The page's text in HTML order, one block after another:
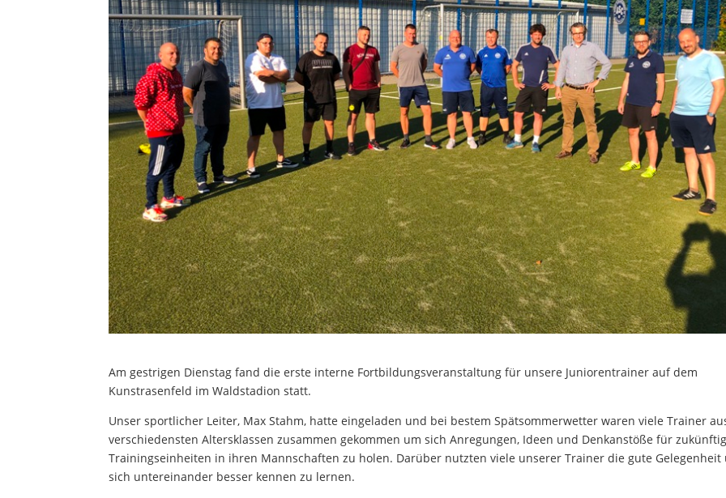
Am gestrigen Dienstag fand die erste interne Fortbildungsveranstaltung für unsere Juniorentrainer auf dem
Kunstrasenfeld im Waldstadion statt.
Unser sportlicher Leiter, Max Stahm, hatte eingeladen und bei bestem Spätsommerwetter waren viele Trainer
verschiedensten Altersklassen zusammen gekommen um sich Anregungen, Ideen und Denkanstöße für
Trainingseinheiten in ihren Mannschaften zu holen. Darüber nutzten viele unserer Trainer die gute Gelegenheit
sich untereinander besser kennen zu lernen.